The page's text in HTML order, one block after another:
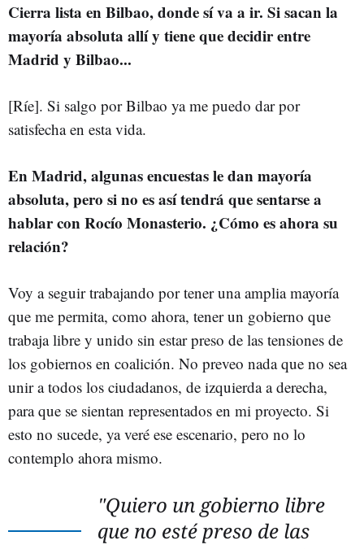
Cierra lista en Bilbao, donde sí va a ir. Si sacan la
mayoría absoluta allí y tiene que decidir entre
Madrid y Bilbao...
[Ríe]. Si salgo por Bilbao ya me puedo dar por
satisfecha en esta vida.
En Madrid, algunas encuestas le dan mayoría
absoluta, pero si no es así tendrá que sentarse a
hablar con Rocío Monasterio. ¿Cómo es ahora su
relación?
Voy a seguir trabajando por tener una amplia mayoría
que me permita, como ahora, tener un gobierno que
trabaja libre y unido sin estar preso de las tensiones de
los gobiernos en coalición. No preveo nada que no sea
unir a todos los ciudadanos, de izquierda a derecha,
para que se sientan representados en mi proyecto. Si
esto no sucede, ya veré ese escenario, pero no lo
contemplo ahora mismo.
"Quiero un gobierno libre
que no esté preso de las